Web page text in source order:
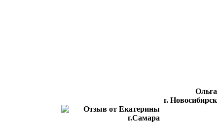
Ольга
г. Новосибирск